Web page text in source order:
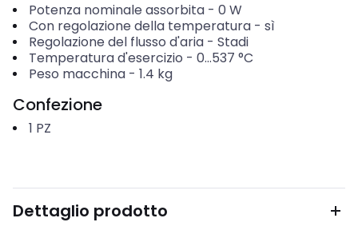
Potenza nominale assorbita- 0 W
Con regolazione della temperatura- sì
Regolazione del flusso d'aria- Stadi
Temperatura d'esercizio - 0...537 °C
Peso macchina- 1.4 kg
Confezione
1 PZ
Dettaglio prodotto